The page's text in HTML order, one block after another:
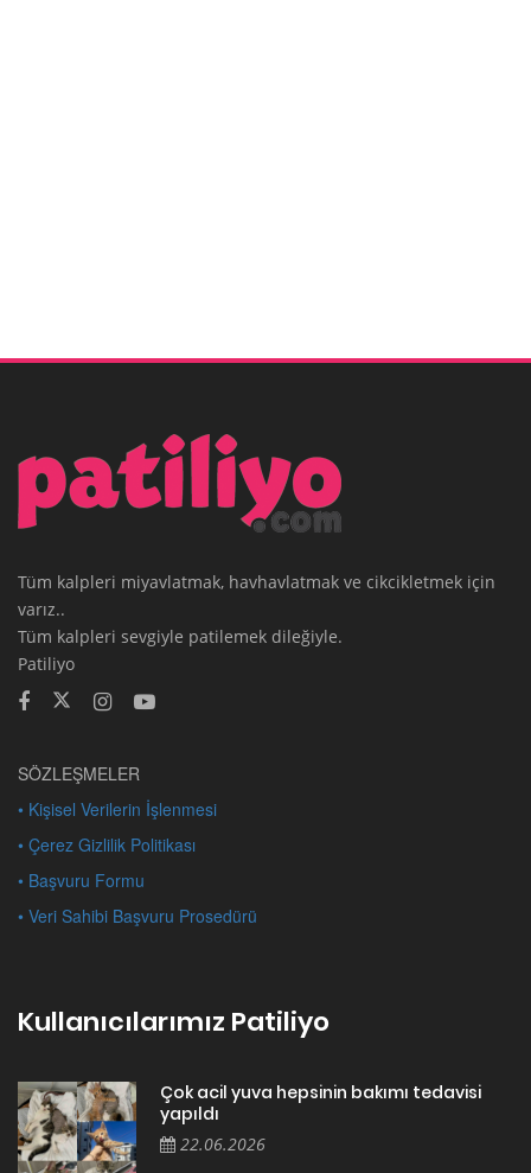
Tüm kalpleri miyavlatmak, havhavlatmak ve cikcikletmek için
varız..
Tüm kalpleri sevgiyle patilemek dileğiyle.
Patiliyo
SÖZLEŞMELER
• Kişisel Verilerin İşlenmesi
• Çerez Gizlilik Politikası
• Başvuru Formu
• Veri Sahibi Başvuru Prosedürü
Kullanıcılarımız Patiliyo
Çok acil yuva hepsinin bakımı tedavisi
yapıldı
22.06.2026